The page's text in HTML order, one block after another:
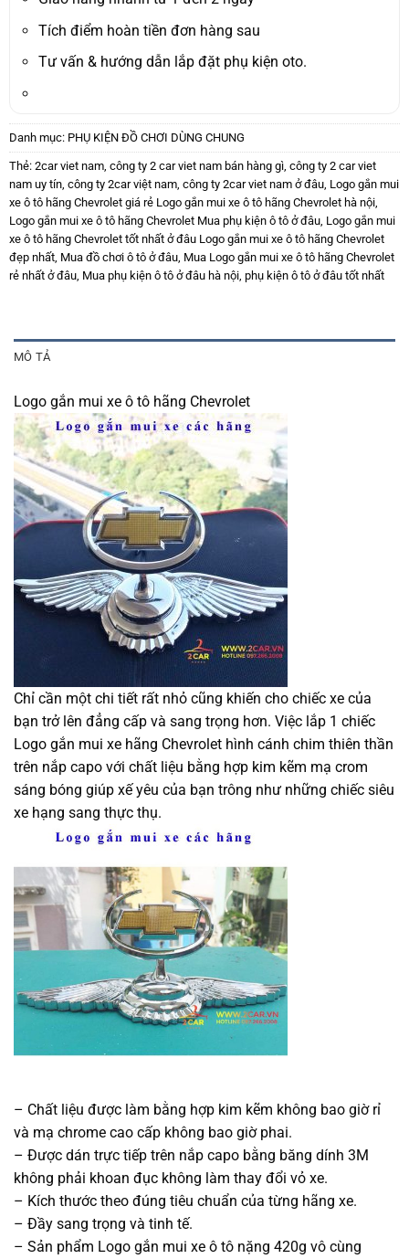
Tích điểm hoàn tiền đơn hàng sau
Tư vấn & hướng dẫn lắp đặt phụ kiện oto.
Danh mục: PHỤ KIỆN ĐỒ CHƠI DÙNG CHUNG
Thẻ: 2car viet nam, công ty 2 car viet nam bán hàng gì, công ty 2 car viet
nam uy tín, công ty 2car việt nam, công ty 2car viet nam ở đâu, Logo gắn mui
xe ô tô hãng Chevrolet giá rẻ Logo gắn mui xe ô tô hãng Chevrolet hà nội,
Logo gắn mui xe ô tô hãng Chevrolet Mua phụ kiện ô tô ở đâu, Logo gắn mui
xe ô tô hãng Chevrolet tốt nhất ở đâu Logo gắn mui xe ô tô hãng Chevrolet
đẹp nhất, Mua đồ chơi ô tô ở đâu, Mua Logo gắn mui xe ô tô hãng Chevrolet
rẻ nhất ở đâu, Mua phụ kiện ô tô ở đâu hà nội, phụ kiện ô tô ở đâu tốt nhất
MÔ TẢ
Logo gắn mui xe ô tô hãng Chevrolet
Chỉ cần một chi tiết rất nhỏ cũng khiến cho chiếc xe của
bạn trở lên đẳng cấp và sang trọng hơn. Việc lắp 1 chiếc
Logo gắn mui xe hãng Chevrolet hình cánh chim thiên thần
trên nắp capo với chất liệu bằng hợp kim kẽm mạ crom
sáng bóng giúp xế yêu của bạn trông như những chiếc siêu
xe hạng sang thực thụ.
– Chất liệu được làm bằng hợp kim kẽm không bao giờ rỉ
và mạ chrome cao cấp không bao giờ phai.
– Được dán trực tiếp trên nắp capo bằng băng dính 3M
không phải khoan đục không làm thay đổi vỏ xe.
– Kích thước theo đúng tiêu chuẩn của từng hãng xe.
– Đầy sang trọng và tinh tế.
– Sản phẩm Logo gắn mui xe ô tô nặng 420g vô cùng